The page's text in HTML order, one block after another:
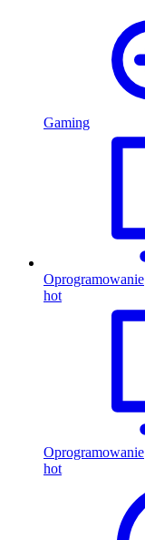
Gaming
Oprogramowanie
hot
Oprogramowanie
hot